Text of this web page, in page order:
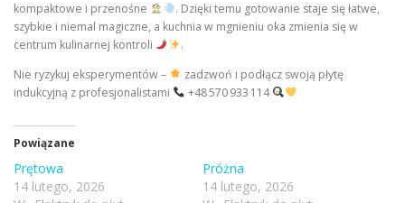
kompaktowe i przenośne
. Dzięki temu gotowanie staje się łatwe,
szybkie i niemal magiczne, a kuchnia w mgnieniu oka zmienia się w
centrum kulinarnej kontroli
.
Nie ryzykuj eksperymentów –
zadzwoń i podłącz swoją płytę
indukcyjną z profesjonalistami
+48 570 933 114
Powiązane
Prętowa
14 lutego, 2026
Próżna
14 lutego, 2026